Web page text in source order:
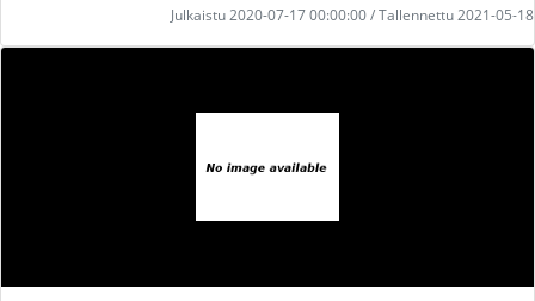
Julkaistu 2020-07-17 00:00:00 / Tallennettu 2021-05-18